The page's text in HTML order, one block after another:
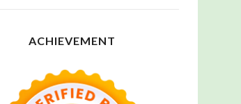
ACHIEVEMENT